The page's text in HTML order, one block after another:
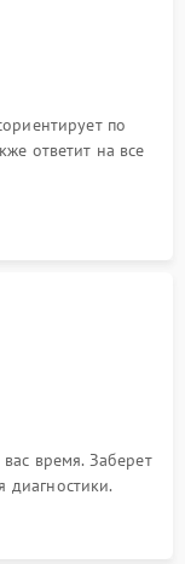
по
ответит на все
время. Заберет
диагностики.